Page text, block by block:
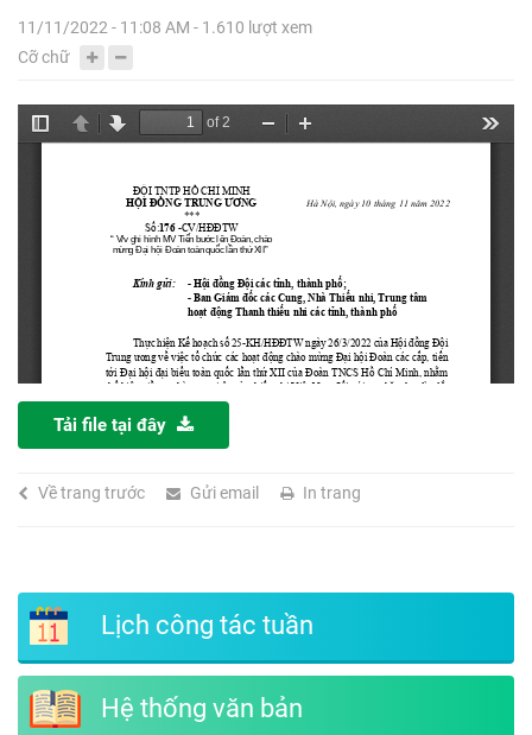
11/11/2022 - 11:08 AM - 1.610 lượt xem
Cỡ chữ
Tải file tại đây
Về trang trước Gửi email In trang
Lịch công tác tuần
Hệ thống văn bản